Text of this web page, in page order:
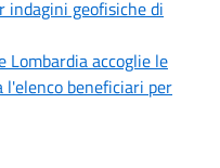
geofisiche di
Lombardia accoglie le
beneficiari per